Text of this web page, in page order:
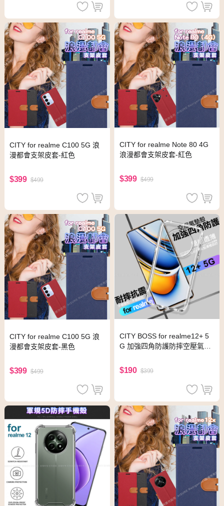
CITY for realme C100 5G 浪
漫都會支架皮套-紅色
$399 $499
CITY for realme Note 80 4G
浪漫都會支架皮套-紅色
$399 $499
CITY for realme C100 5G 浪
漫都會支架皮套-黑色
$399 $499
CITY BOSS for realme12+ 5
G 加強四角防護防摔空壓氣墊
$190 $399